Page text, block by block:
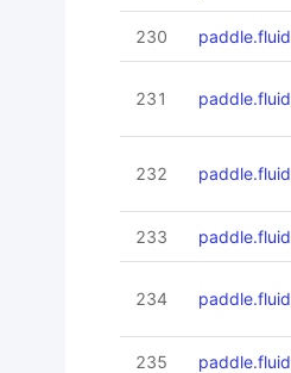
230
231
232
233
234
235